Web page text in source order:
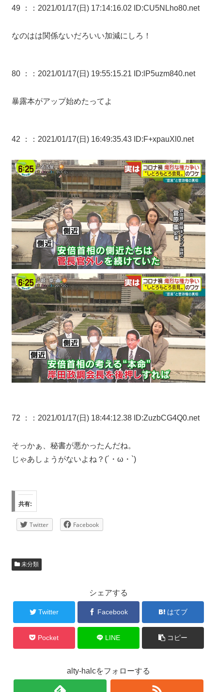
49 ： ：2021/01/17(日) 17:14:16.02 ID:CU5NLho80.net
なのはは関係ないだろいい加減にしろ！
80 ： ：2021/01/17(日) 19:55:15.21 ID:lP5uzm840.net
暴露本がアップ始めたってよ
42 ： ：2021/01/17(日) 16:49:35.43 ID:F+xpauXl0.net
72 ： ：2021/01/17(日) 18:44:12.38 ID:ZuzbCG4Q0.net
そっかぁ、秘書が悪かったんだね。
じゃあしょうがないよね？(´・ω・`)
共有:
Twitter Facebook
未分類
シェアする
Twitter Facebook はてブ
Pocket LINE コピー
alty-halcをフォローする